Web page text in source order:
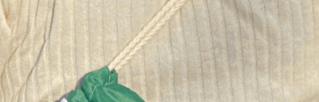
Upcycling-
Aidez-nous à stopper cette